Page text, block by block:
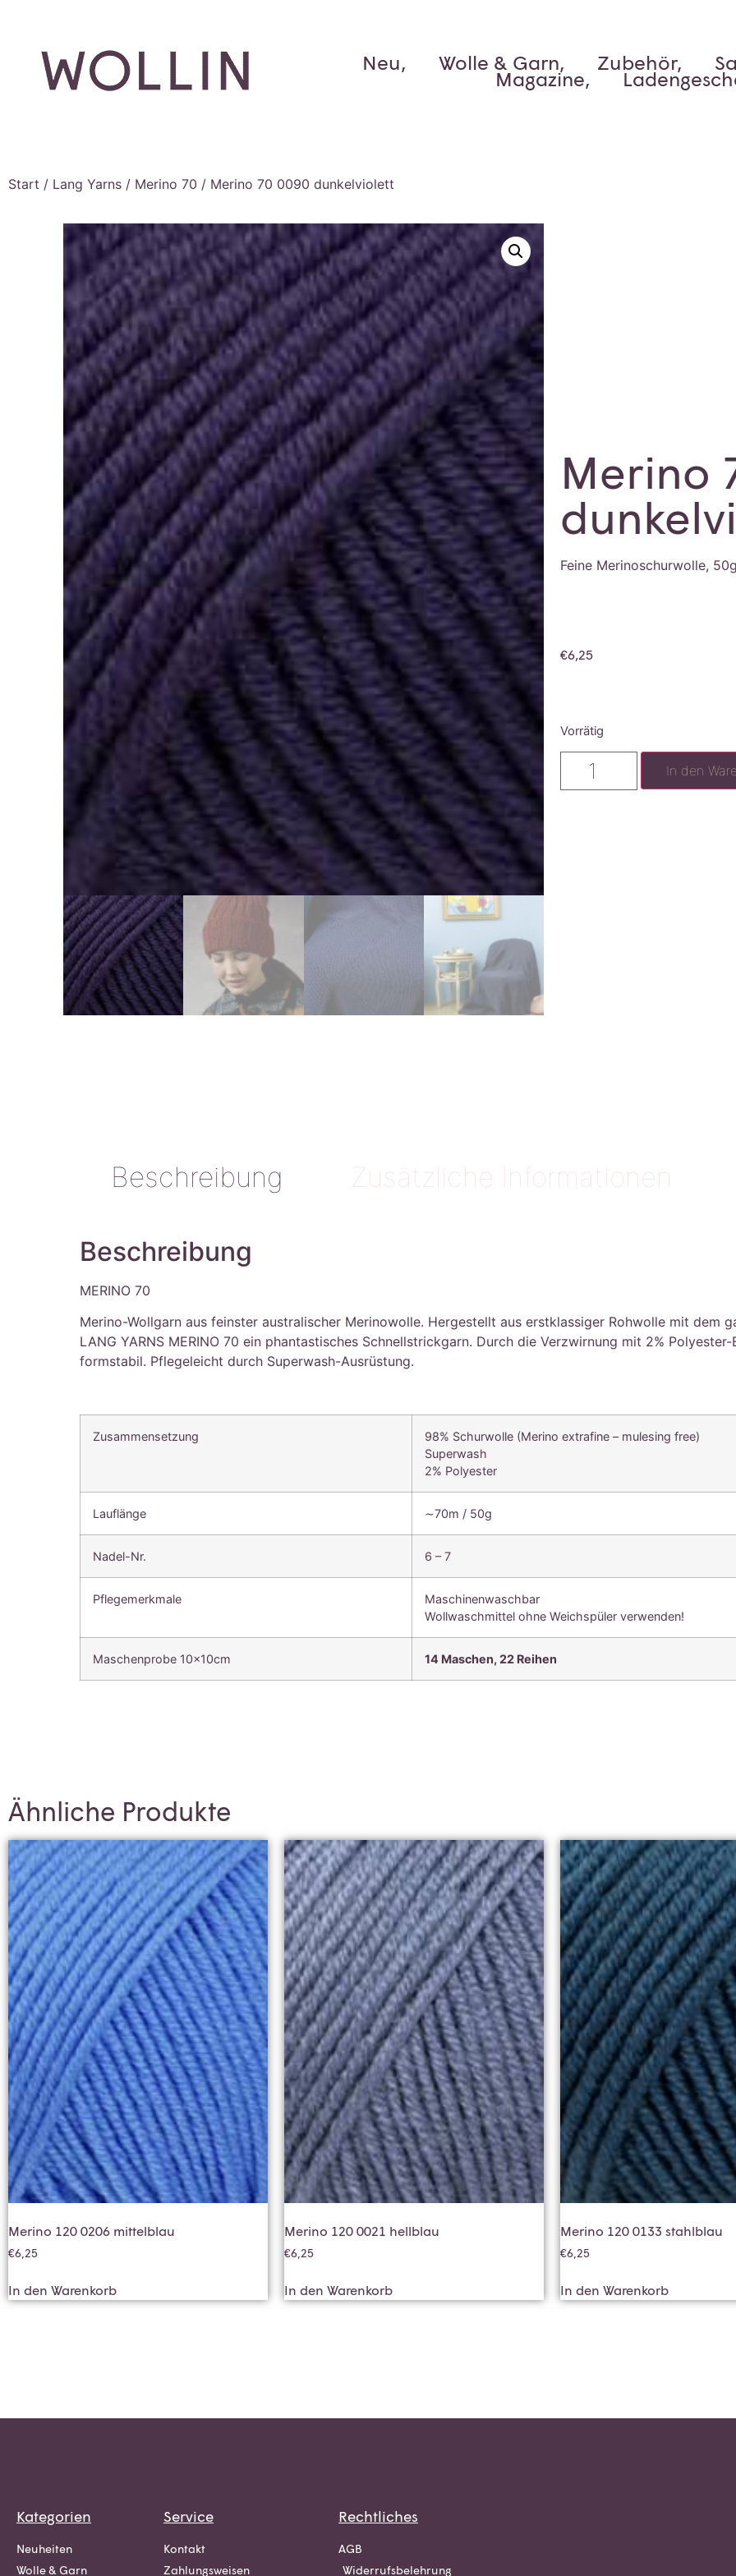
Neu, Wolle & Garn, Zubehör,
Magazine,
Start / Lang Yarns / Merino 70 / Merino 70 0090 dunkelviolett
Merino
Feine Merinoschurwolle,
€6,25
Vorrätig
In den
Beschreibung Zusätzliche Informationen
Beschreibung
MERINO 70
Merino-Wollgarn aus feinster australischer Merinowolle. Hergestellt aus erstklassiger Rohwolle mit dem
LANG YARNS MERINO 70 ein phantastisches Schnellstrickgarn. Durch die Verzwirnung mit 2%
formstabil. Pflegeleicht durch Superwash-Ausrüstung.
Zusammensetzung
98% Schurwolle (Merino extrafine – mulesing free)
Superwash
2% Polyester
Lauflänge ∼70m / 50g
Nadel-Nr. 6 – 7
Pflegemerkmale
Maschinenwaschbar
Wollwaschmittel ohne Weichspüler verwenden!
Maschenprobe 10x10cm 14 Maschen, 22 Reihen
Ähnliche Produkte
Merino 120 0206 mittelblau
€6,25
In den Warenkorb
Merino 120 0021 hellblau
€6,25
In den Warenkorb
Merino 120 0133 stahlblau
€6,25
In den Warenkorb
Kategorien
Neuheiten
Wolle & Garn
Service
Kontakt
Zahlungsweisen
Rechtliches
AGB
Widerrufsbelehrung